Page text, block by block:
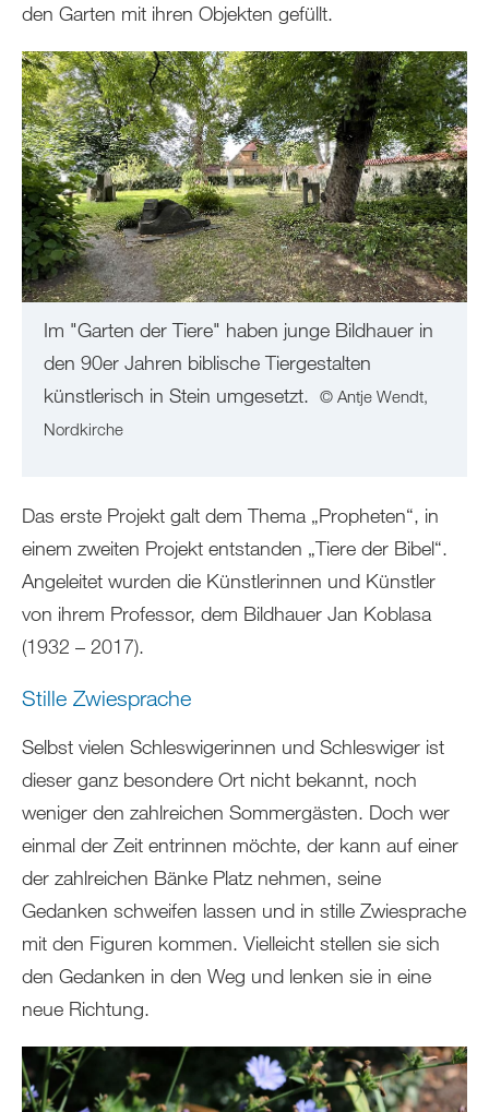
den Garten mit ihren Objekten gefüllt.
Im "Garten der Tiere" haben junge Bildhauer in
den 90er Jahren biblische Tiergestalten
künstlerisch in Stein umgesetzt.
© Antje Wendt,
Nordkirche
Das erste Projekt galt dem Thema „Propheten“, in
einem zweiten Projekt entstanden „Tiere der Bibel“.
Angeleitet wurden die Künstlerinnen und Künstler
von ihrem Professor, dem Bildhauer Jan Koblasa
(1932 – 2017).
Stille Zwiesprache
Selbst vielen Schleswigerinnen und Schleswiger ist
dieser ganz besondere Ort nicht bekannt, noch
weniger den zahlreichen Sommergästen. Doch wer
einmal der Zeit entrinnen möchte, der kann auf einer
der zahlreichen Bänke Platz nehmen, seine
Gedanken schweifen lassen und in stille Zwiesprache
mit den Figuren kommen. Vielleicht stellen sie sich
den Gedanken in den Weg und lenken sie in eine
neue Richtung.